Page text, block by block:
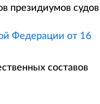
президиумов судов
Федерации от 16
составов